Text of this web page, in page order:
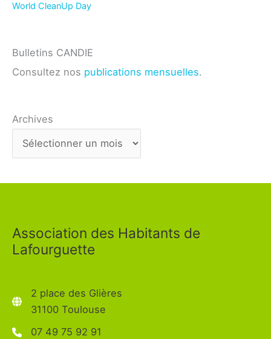
World CleanUp Day
Bulletins CANDIE
Consultez nos publications mensuelles.
Archives
Association des Habitants de
Lafourguette
2 place des Glières
31100 Toulouse
07 49 75 92 91